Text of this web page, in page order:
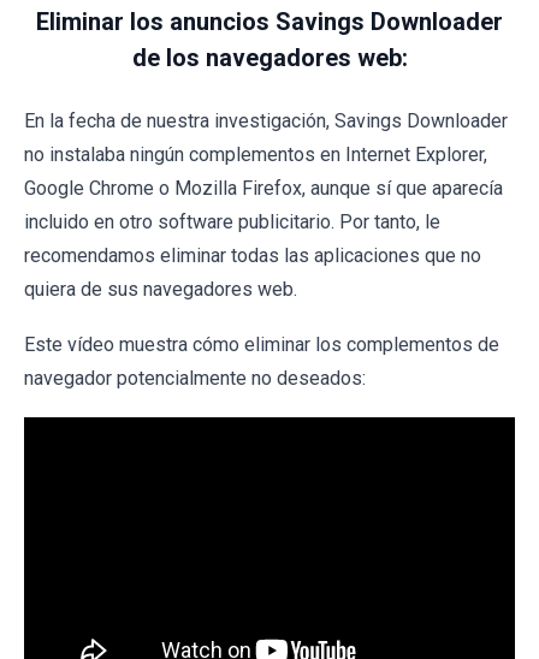
Eliminar los anuncios Savings Downloader
de los navegadores web:
En la fecha de nuestra investigación, Savings Downloader
no instalaba ningún complementos en Internet Explorer,
Google Chrome o Mozilla Firefox, aunque sí que aparecía
incluido en otro software publicitario. Por tanto, le
recomendamos eliminar todas las aplicaciones que no
quiera de sus navegadores web.
Este vídeo muestra cómo eliminar los complementos de
navegador potencialmente no deseados: